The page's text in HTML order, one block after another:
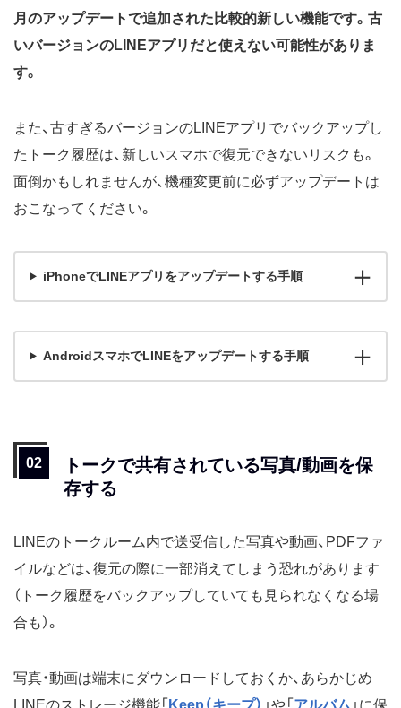
月のアップデートで追加された比較的新しい機能です。古
いバージョンのLINEアプリだと使えない可能性がありま
す。
また、古すぎるバージョンのLINEアプリでバックアップし
たトーク履歴は、新しいスマホで復元できないリスクも。
面倒かもしれませんが、機種変更前に必ずアップデートは
おこなってください。
iPhoneでLINEアプリをアップデートする手順
AndroidスマホでLINEをアップデートする手順
トークで共有されている写真/動画を保
存する
LINEのトークルーム内で送受信した写真や動画、PDFファ
イルなどは、復元の際に一部消えてしまう恐れがあります
（トーク履歴をバックアップしていても見られなくなる場
合も）。
写真・動画は端末にダウンロードしておくか、あらかじめ
LINEのストレージ機能「 Keep（キープ） 」や「 アルバム 」に保